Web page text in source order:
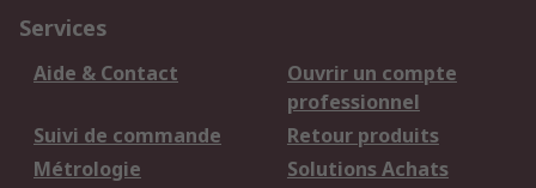
Services
Aide & Contact
Ouvrir un compte
professionnel
Suivi de commande
Retour produits
Métrologie
Solutions Achats